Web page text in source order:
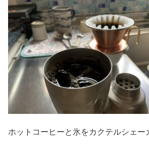
ホットコーヒーと氷をカクテルシェー